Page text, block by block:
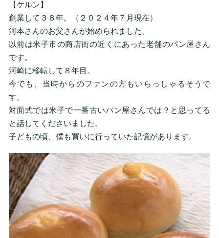
【ケルン】
創業して３８年。（２０２４年７月現在）
河本さんのお父さんが始められました。
以前は米子市の商店街の近くにあった老舗のパン屋さん
です。
河崎に移転して８年目。
今でも、当時からのファンの方もいらっしゃるそうで
す。
対面式では米子で一番古いパン屋さんでは？と思ってる
と話してくださいました。
子どもの頃、僕も買いに行っていた記憶があります。